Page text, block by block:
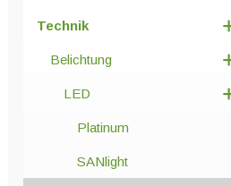
Technik
Belichtung
LED
Platinum
SANlight